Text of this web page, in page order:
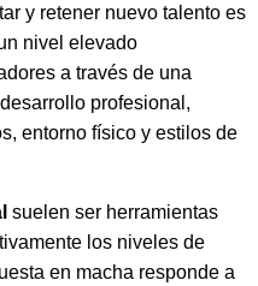
y retener nuevo talento es
nivel elevado
a través de una
profesional,
entorno físico y estilos de
suelen ser herramientas
los niveles de
en macha responde a